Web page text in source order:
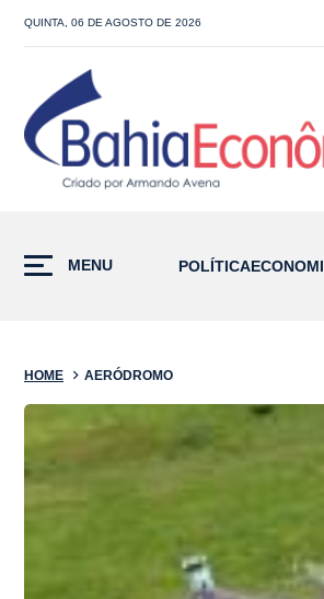
QUINTA, 06 DE AGOSTO DE 2026
MENU POLÍTICA
HOME AERÓDROMO